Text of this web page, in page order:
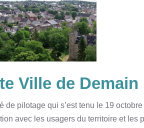
Ville de
de pilotage qui s’est tenu le 19
avec les usagers du territoire et les